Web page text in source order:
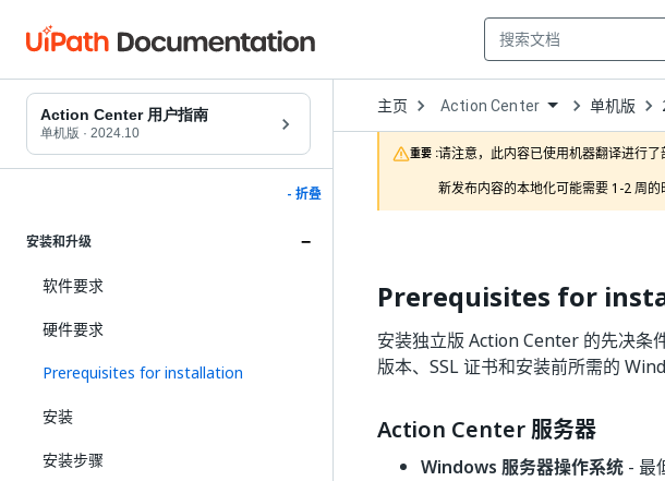
Action Center 用户指南
单机版 · 2024.10
- 折叠
安装和升级
软件要求
硬件要求
Prerequisites for installation
安装
安装步骤
主页 Open
Dropdown
to
choose
product
Action Center 单机版
重要 :请注意，此内容已使用机器翻译进行了
新发布内容的本地化可能需要 1-2 周的
Prerequisites for
安装独立版 Action Center 的先决
版本、SSL 证书和安装前所需的
Action Center 服务器
Windows 服务器操作系统 - 最